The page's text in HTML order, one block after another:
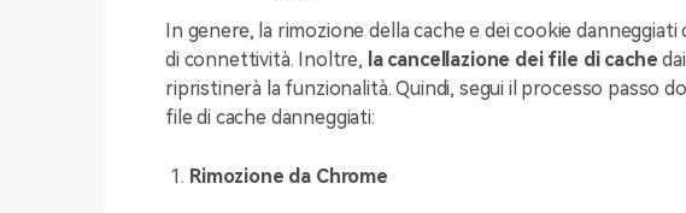
In genere, la rimozione della cache e dei cookie
di connettività. Inoltre, la cancellazione dei file di cache
ripristinerà la funzionalità. Quindi, segui il processo passo
file di cache danneggiati:
Rimozione da Chrome